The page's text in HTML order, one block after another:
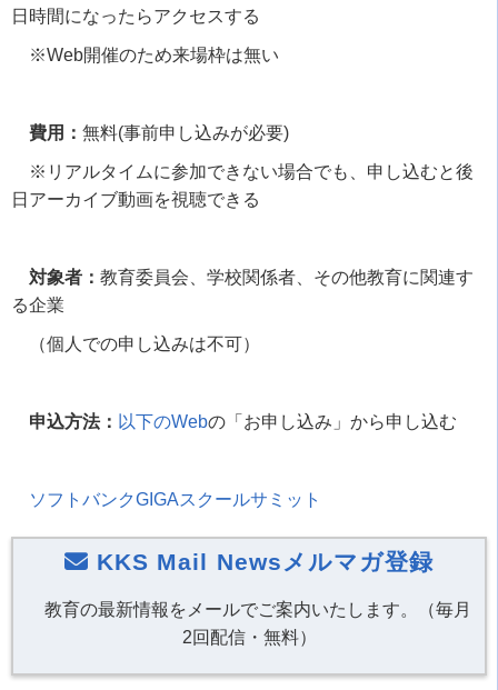
日時間になったらアクセスする
※Web開催のため来場枠は無い
費用： 無料(事前申し込みが必要)
※リアルタイムに参加できない場合でも、申し込むと後
日アーカイブ動画を視聴できる
対象者： 教育委員会、学校関係者、その他教育に関連す
る企業
（個人での申し込みは不可）
申込方法： 以下のWebの「お申し込み」から申し込む
ソフトバンクGIGAスクールサミット
KKS Mail Newsメルマガ登録
教育の最新情報をメールでご案内いたします。（毎月
2回配信・無料）